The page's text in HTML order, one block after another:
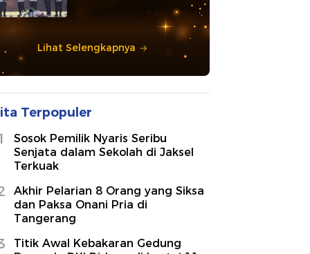
Lihat Selengkapnya
Terpopuler
Sosok Pemilik Nyaris Seribu
Senjata dalam Sekolah di Jaksel
Terkuak
Akhir Pelarian 8 Orang yang Siksa
dan Paksa Onani Pria di
Tangerang
Titik Awal Kebakaran Gedung